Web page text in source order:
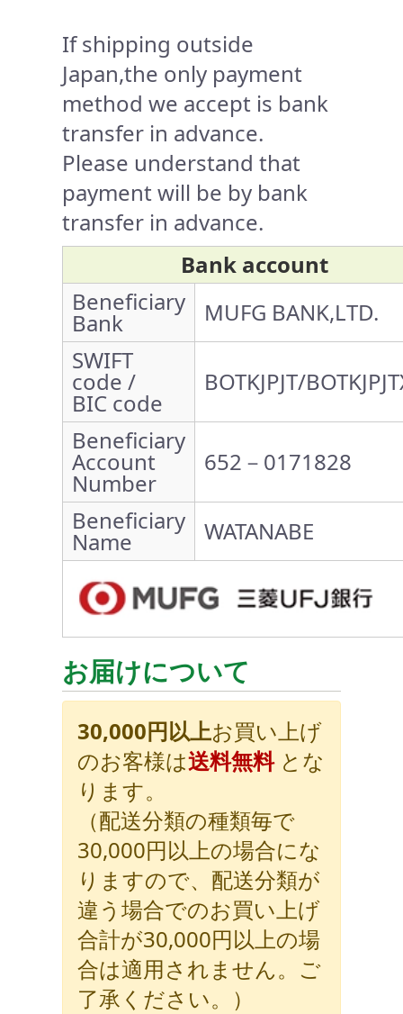
If shipping outside
Japan,the only payment
method we accept is bank
transfer in advance.
Please understand that
payment will be by bank
transfer in advance.
Bank account
Beneficiary
Bank
MUFG BANK,LTD.
SWIFT
code /
BIC code
BOTKJPJT/
Beneficiary
Account
Number
652－0171828
Beneficiary
Name WATANABE
お届けについて
30,000円以上お買い上げ
のお客様は送料無料とな
ります。
（配送分類の種類毎で
30,000円以上の場合にな
りますので、配送分類が
違う場合でのお買い上げ
合計が30,000円以上の場
合は適用されません。ご
了承ください。）